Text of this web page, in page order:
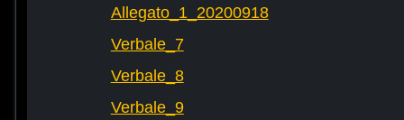
Allegato_1_20200918
Verbale_7
Verbale_8
Verbale_9